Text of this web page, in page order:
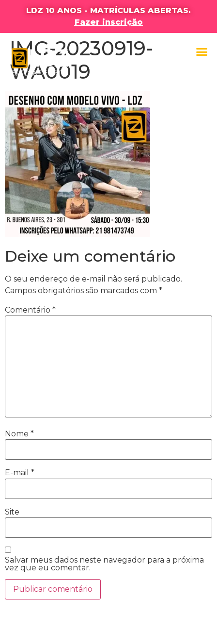
LDZ 10 ANOS - MATRÍCULAS ABERTAS.
Fazer inscrição
IMG-20230919-
WA0019
Deixe um comentário
O seu endereço de e-mail não será publicado.
Campos obrigatórios são marcados com *
Comentário *
Nome *
E-mail *
Site
Salvar meus dados neste navegador para a próxima
vez que eu comentar.